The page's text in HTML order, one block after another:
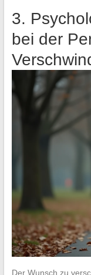
3.
bei der
Der Wunsch zu